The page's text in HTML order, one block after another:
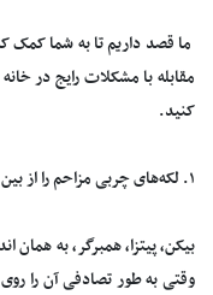
ما قصد داریم تا به شما کمک
مقابله با مشکلات رایج در
کنید.
۱. لکه‌های چربی مزاحم را از بین ببرید
بیکن، پیتزا، همبرگر، به
وقتی به طور تصادفی آن را